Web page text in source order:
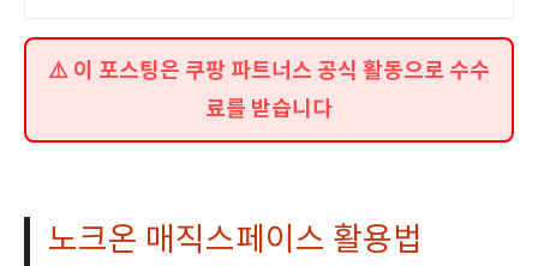
⚠️ 이 포스팅은 쿠팡 파트너스 공식 활동으로 수수
료를 받습니다
노크온 매직스페이스 활용법